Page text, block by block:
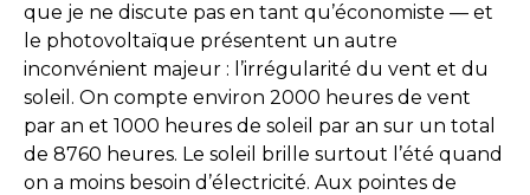
que je ne discute pas en tant qu’économiste — et
le photovoltaïque présentent un autre
inconvénient majeur : l’irrégularité du vent et du
soleil. On compte environ 2000 heures de vent
par an et 1000 heures de soleil par an sur un total
de 8760 heures. Le soleil brille surtout l’été quand
on a moins besoin d’électricité. Aux pointes de